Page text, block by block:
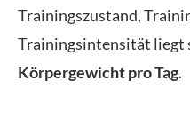
Trainingszustand,
Trainingsintensität liegt
Körpergewicht pro Tag.